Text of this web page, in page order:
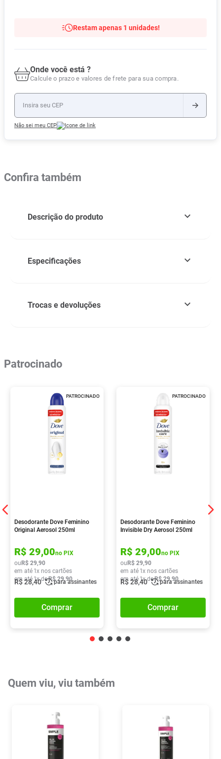
Restam apenas 1 unidades!
Onde você está ?
Calcule o prazo e valores de frete para sua compra.
Não sei meu CEP
Confira também
Descrição do produto
Especificações
Trocas e devoluções
Patrocinado
PATROCINADO
Desodorante Dove Feminino
Original Aerosol 250ml
R$ 29,00no PIX
ou R$ 29,90
em até 1x nos cartões
em até 1x deR$ 29,90
R$28,40 para assinantes
Comprar
PATROCINADO
Desodorante Dove Feminino
Invisible Dry Aerosol 250ml
R$ 29,00no PIX
ou R$ 29,90
em até 1x nos cartões
em até 1x deR$ 29,90
R$28,40 para assinantes
Comprar
Quem viu, viu também